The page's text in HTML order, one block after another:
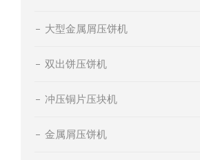
大型金属屑压饼机
双出饼压饼机
冲压铜片压块机
金属屑压饼机